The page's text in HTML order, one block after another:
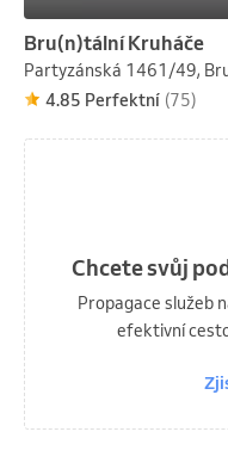
Bru(n)tální Kruháče
Partyzánská 1461/49,
4.85 Perfektní (75)
Chcete svůj
Propagace služeb
efektivní